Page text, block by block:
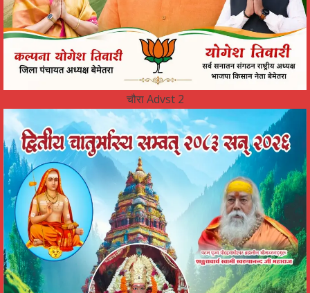
चौरा Advst 2